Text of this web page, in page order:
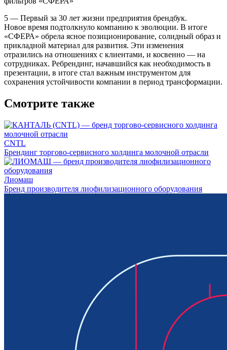
5 — Первый за 30 лет жизни предприятия брендбук.
Новое время подтолкнуло компанию к эволюции. В итоге
«СФЕРА» обрела ясное позиционирование, солидный образ и
прикладной материал для развития. Эти изменения
отразились на отношениях с клиентами, и косвенно — на
сотрудниках. Ребрендинг, начавшийся как необходимость в
презентации, в итоге стал важным инструментом для
сохранения устойчивости компании в период трансформации.
Смотрите также
CNTL
Брендинг торгово-сервисного холдинга молочной отрасли
Лиомаш
Бренд производителя лиофилизационного оборудования